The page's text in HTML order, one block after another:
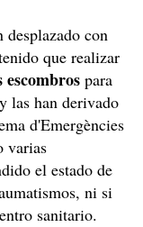
desplazado con
que realizar
escombros para
las han derivado
d'Emergències
varias
el estado de
ni si
sanitario.